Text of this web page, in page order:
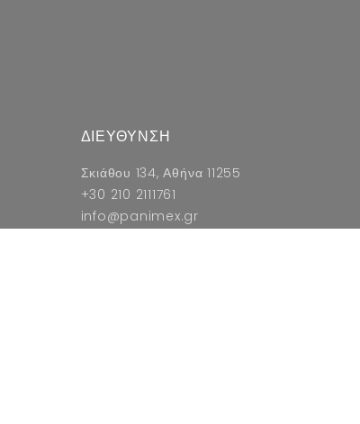
ΔΙΕΥΘΥΝΣΗ
Σκιάθου 134, Αθήνα 11255
+30 210 2111761
info@panimex.gr